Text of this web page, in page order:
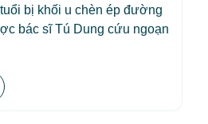
bị khối u chèn ép đường
bác sĩ Tú Dung cứu ngoạn